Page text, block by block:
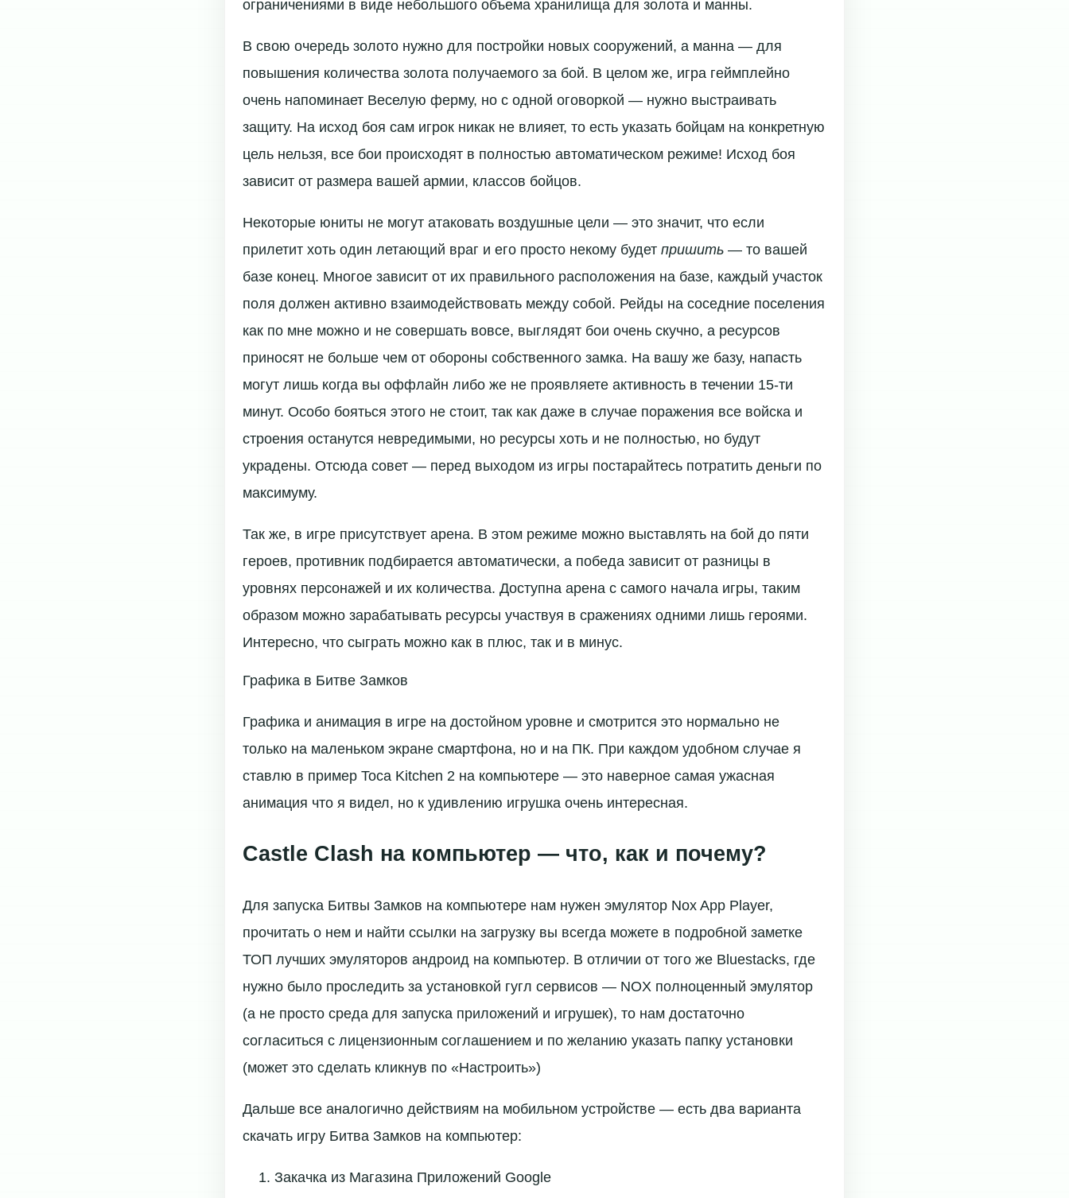
ограничениями в виде небольшого объема хранилища для золота и манны.
В свою очередь золото нужно для постройки новых сооружений, а манна — для
повышения количества золота получаемого за бой. В целом же, игра геймплейно
очень напоминает Веселую ферму, но с одной оговоркой — нужно выстраивать
защиту. На исход боя сам игрок никак не влияет, то есть указать бойцам на конкретную
цель нельзя, все бои происходят в полностью автоматическом режиме! Исход боя
зависит от размера вашей армии, классов бойцов.
Некоторые юниты не могут атаковать воздушные цели — это значит, что если
прилетит хоть один летающий враг и его просто некому будет пришить — то вашей
базе конец. Многое зависит от их правильного расположения на базе, каждый участок
поля должен активно взаимодействовать между собой. Рейды на соседние поселения
как по мне можно и не совершать вовсе, выглядят бои очень скучно, а ресурсов
приносят не больше чем от обороны собственного замка. На вашу же базу, напасть
могут лишь когда вы оффлайн либо же не проявляете активность в течении 15-ти
минут. Особо бояться этого не стоит, так как даже в случае поражения все войска и
строения останутся невредимыми, но ресурсы хоть и не полностью, но будут
украдены. Отсюда совет — перед выходом из игры постарайтесь потратить деньги по
максимуму.
Так же, в игре присутствует арена. В этом режиме можно выставлять на бой до пяти
героев, противник подбирается автоматически, а победа зависит от разницы в
уровнях персонажей и их количества. Доступна арена с самого начала игры, таким
образом можно зарабатывать ресурсы участвуя в сражениях одними лишь героями.
Интересно, что сыграть можно как в плюс, так и в минус.
Графика в Битве Замков
Графика и анимация в игре на достойном уровне и смотрится это нормально не
только на маленьком экране смартфона, но и на ПК. При каждом удобном случае я
ставлю в пример Toca Kitchen 2 на компьютере — это наверное самая ужасная
анимация что я видел, но к удивлению игрушка очень интересная.
Castle Clash на компьютер — что, как и почему?
Для запуска Битвы Замков на компьютере нам нужен эмулятор Nox App Player,
прочитать о нем и найти ссылки на загрузку вы всегда можете в подробной заметке
ТОП лучших эмуляторов андроид на компьютер. В отличии от того же Bluestacks, где
нужно было проследить за установкой гугл сервисов — NOX полноценный эмулятор
(а не просто среда для запуска приложений и игрушек), то нам достаточно
согласиться с лицензионным соглашением и по желанию указать папку установки
(может это сделать кликнув по «Настроить»)
Дальше все аналогично действиям на мобильном устройстве — есть два варианта
скачать игру Битва Замков на компьютер:
Закачка из Магазина Приложений Google